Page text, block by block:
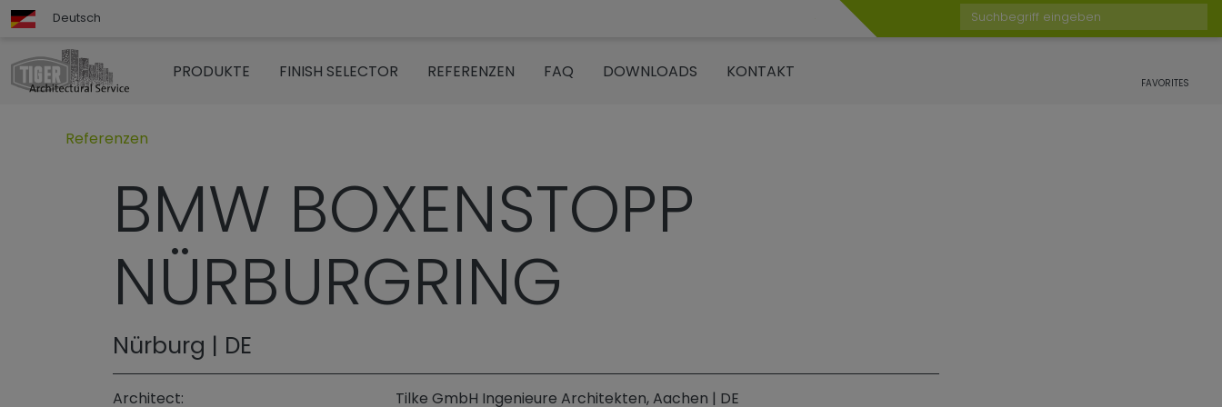
Deutsch Suchbegriff eingeben
PRODUKTE FINISH SELECTOR REFERENZEN FAQ DOWNLOADS KONTAKT
FAVORITES
Untermenü öffnen für „www.tigerarchitectural.com“
Referenzen
BMW BOXENSTOPP
NÜRBURGRING
Nürburg | DE
Architect:
Tilke GmbH Ingenieure Architekten, Aachen | DE